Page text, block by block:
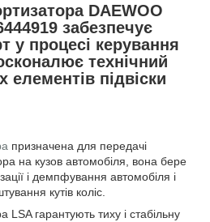
DAEWOO
забезпечує
у процесі керування
технічний
підвіски
призначена для передачі
на кузов автомобіля, вона бере
і демпфування автомобіля і
кутів коліс.
LSA гарантують тиху і стабільну